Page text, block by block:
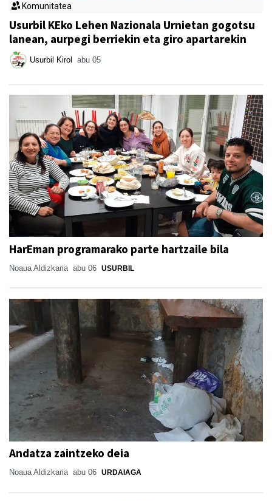
Komunitatea
Usurbil KEko Lehen Nazionala Urnietan gogotsu
lanean, aurpegi berriekin eta giro apartarekin
Usurbil Kirol abu 05
HarEman programarako parte hartzaile bila
Noaua Aldizkaria abu 06 USURBIL
Andatza zaintzeko deia
Noaua Aldizkaria abu 06 URDAIAGA